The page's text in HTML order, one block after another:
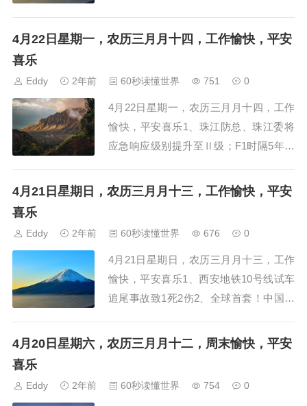
请婚假回老家办婚礼却被拒批、开除，法
4月22日星期一，农历三月月十四，工作愉快，平安
喜乐
Eddy 2年前 60秒读懂世界 751 0
4月22日星期一，农历三月月十四，工作
愉快，平安喜乐1、珠江防总、珠江委将
应急响应级别提升至Ⅱ级；F1时隔5年重
生特大洪水，珠江防总、珠江委将应急响
4月21日星期日，农历三月月十三，工作愉快，平安
喜乐
Eddy 2年前 60秒读懂世界 676 0
4月21日星期日，农历三月月十三，工作
愉快，平安喜乐1、西安地铁10号线试车
追尾事故致1死2伤2、全球首套！中国发
新任海军新闻发言人、海军政治工作部宣
4月20日星期六，农历三月月十二，周末愉快，平安
喜乐
Eddy 2年前 60秒读懂世界 754 0